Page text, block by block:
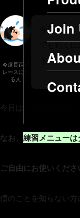
Join
今度長距離
レースに出
る人
今度トラ
でも近く
う？
今日はこんなお悩みに
なお、 練習メニュー
ご自由にお使いくださ
僕のことを知らない方